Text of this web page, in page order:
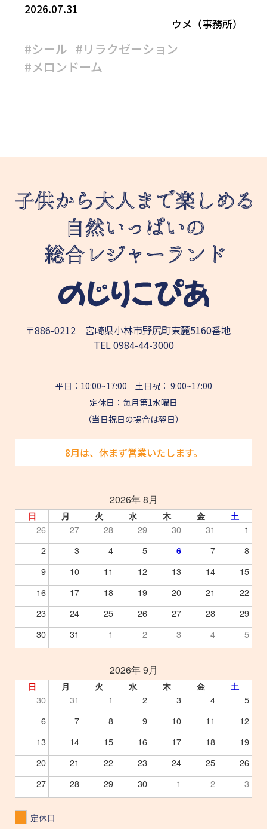
2026.07.31
ウメ（事務所）
#シール #リラクゼーション
#メロンドーム
〒886-0212 宮崎県小林市野尻町東麓5160番地
TEL0984-44-3000
平日：10:00~17:00 土日祝： 9:00~17:00
定休日：毎月第1水曜日
（当日祝日の場合は翌日）
8月は、休まず営業いたします。
2026年 8月
日 月 火 水 木 金 土
26 27 28 29 30 31
1
2
3 4 5 6 7
8
9
10 11 12 13 14
15
16
17 18 19 20 21
22
23
24 25 26 27 28
29
30
31 1 2 3 4 5
2026年 9月
日 月 火 水 木 金 土
30 31 1 2 3 4
5
6
7 8 9 10 11
12
13
14 15 16 17 18
19
20
21 22 23 24 25
26
27
28 29 30 1 2 3
定休日